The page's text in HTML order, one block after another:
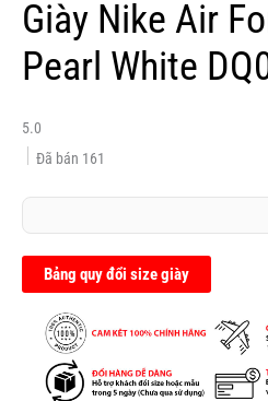
Giày Nike Air
Pearl White
5.0
Đã bán 161
Bảng quy đổi size giày